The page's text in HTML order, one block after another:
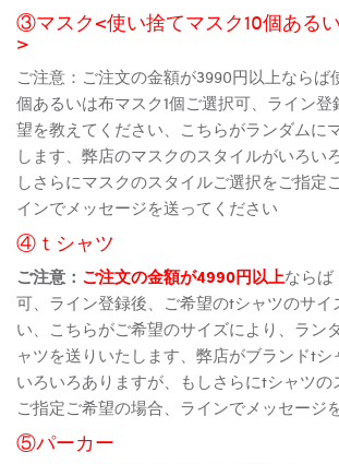
③マスク<使い捨てマスク10個ある
>
ご注意：ご注文の金額が3990円以上ならば
個あるいは布マスク1個ご選択可、ライン
望を教えてください、こちらがランダムに
します、弊店のマスクのスタイルがいろい
しさらにマスクのスタイルご選択をご指定
インでメッセージを送ってください
④ｔシャツ
ご注意： ご注文の金額が4990円以上ならば
可、ライン登録後、ご希望のtシャツのサイ
い、こちらがご希望のサイズにより、ラン
ャツを送りいたします、弊店がブランドt
いろいろありますが、もしさらにtシャツの
ご指定ご希望の場合、ラインでメッセージ
⑤パーカー